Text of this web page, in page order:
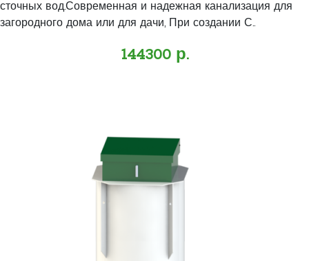
сточных вод.Современная и надежная канализация для
загородного дома или для дачи, При создании С..
144300 р.